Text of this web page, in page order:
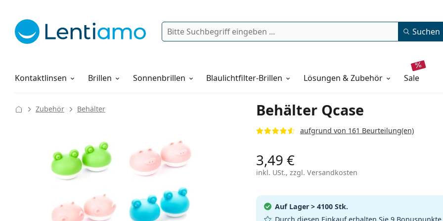
Suche Suchen
Kontaktlinsen
Pflegemittel Brillen Sonnenbrillen Blaulichtfilter-Brillen Lösungen & Zubehör sale
Alles über den Einkauf
Behälter Qcase
aufgrund von 161 Beurteilung(en)
Zubehör Behälter
3,49 €
inkl. USt., zzgl. Versandkosten
Auf Lager > 4100 Stk.